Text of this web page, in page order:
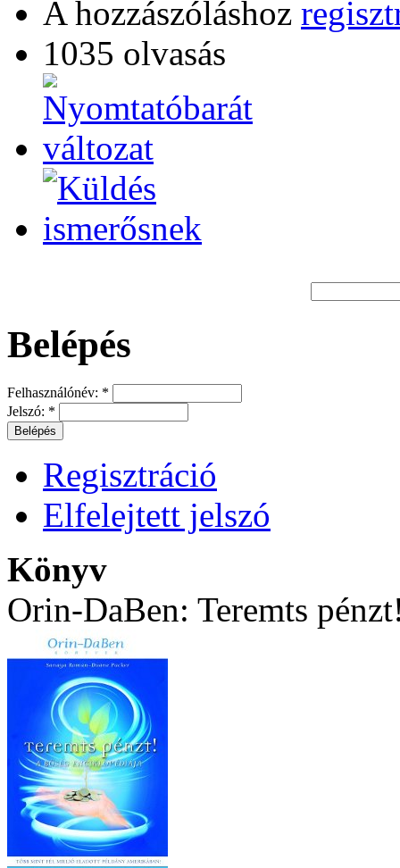
A hozzászóláshoz
1035 olvasás
Belépés
Felhasználónév: *
Jelszó: *
Regisztráció
Elfelejtett jelszó
Könyv
Orin-DaBen: Teremts